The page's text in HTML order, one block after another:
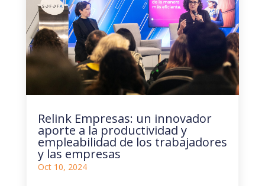
Relink Empresas: un innovador
aporte a la productividad y
empleabilidad de los trabajadores
y las empresas
Oct 10, 2024